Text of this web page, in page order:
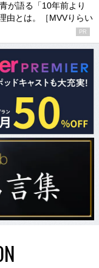
が語る「10年前より
由とは。［MVVりらい
PR